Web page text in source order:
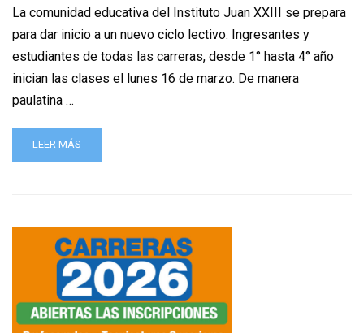
La comunidad educativa del Instituto Juan XXIII se prepara
para dar inicio a un nuevo ciclo lectivo. Ingresantes y
estudiantes de todas las carreras, desde 1° hasta 4° año
inician las clases el lunes 16 de marzo. De manera
paulatina …
LEER MÁS